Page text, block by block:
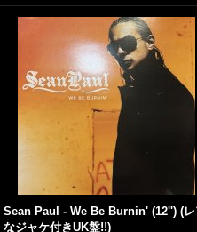
Sean Paul - We Be Burnin' (12'') (レ
なジャケ付きUK盤!!)